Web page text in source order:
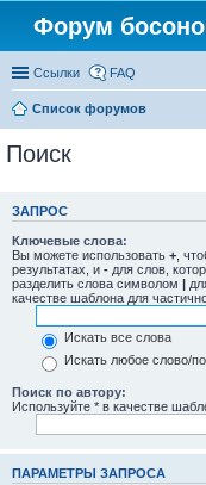
Форум
Ссылки FAQ
Список форумов
Поиск
ЗАПРОС
Ключевые слова:
Вы можете использовать + ,
результатах, и - для слов,
разделить слова символом |
качестве шаблона для
Искать все слова
Искать любое слово/
Поиск по автору:
Используйте * в качестве
ПАРАМЕТРЫ ЗАПРОСА